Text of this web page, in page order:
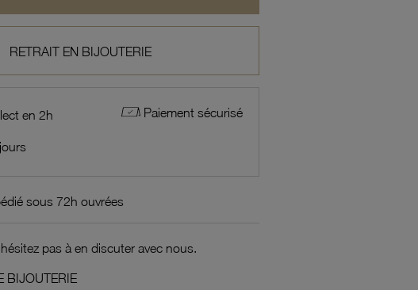
RETRAIT EN BIJOUTERIE
en 2h Paiement sécurisé
sous 72h ouvrées
pas à en discuter avec nous.
BIJOUTERIE